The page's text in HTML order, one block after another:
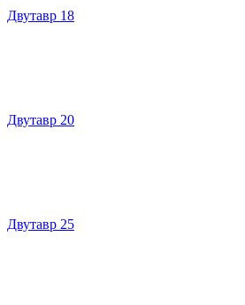
Двутавр 18
Двутавр 20
Двутавр 25